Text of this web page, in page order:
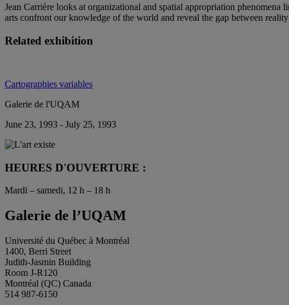
Jean Carrière looks at organizational and spatial appropriation
arts confront our knowledge of the world and reveal the gap between
Related exhibition
Cartographies variables
Galerie de l'UQAM
June 23, 1993 - July 25, 1993
HEURES D'OUVERTURE :
Mardi – samedi, 12 h – 18 h
Galerie de l’UQAM
Université du Québec à Montréal
1400, Berri Street
Judith-Jasmin Building
Room J-R120
Montréal (QC) Canada
514 987-6150